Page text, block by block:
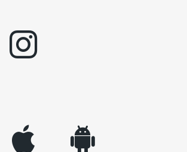
instagram
appleinc android